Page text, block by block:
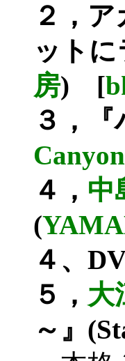
２，
ット
房) [
３，
Canyon
４， 中
(
４、
５， 大
～』